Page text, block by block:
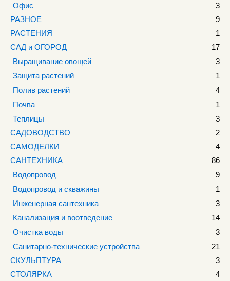
Офис
3
РАЗНОЕ
9
РАСТЕНИЯ
1
САД и ОГОРОД
17
Выращивание овощей
3
Защита растений
1
Полив растений
4
Почва
1
Теплицы
3
САДОВОДСТВО
2
САМОДЕЛКИ
4
САНТЕХНИКА
86
Водопровод
9
Водопровод и скважины
1
Инженерная сантехника
3
Канализация и воотведение
14
Очистка воды
3
Санитарно-технические устройства
21
СКУЛЬПТУРА
3
СТОЛЯРКА
4